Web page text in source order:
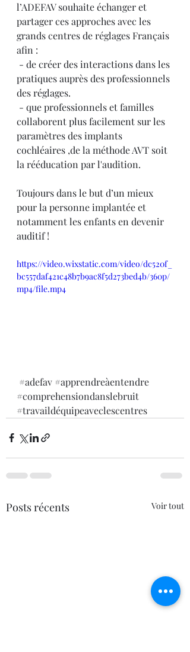
l’ADEFAV souhaite échanger et
partager ces approches avec les
grands centres de réglages Français
afin :
pratiques auprès des professionnels
des réglages.
collaborent plus facilement sur les
paramètres des implants
cochléaires ,de la méthode AVT soit
la rééducation par l'audition.
Toujours dans le but d’un mieux
pour la personne implantée et
notamment les enfants en devenir
auditif !
https://video.wixstatic.com/video/dc520f_
bc557daf421c48b7b9ac8f5d273bed4b/360p/
mp4/file.mp4
#adefav #apprendreàentendre
#comprehensiondanslebruit
#travaildéquipeaveclescentres
Posts récents Voir tout